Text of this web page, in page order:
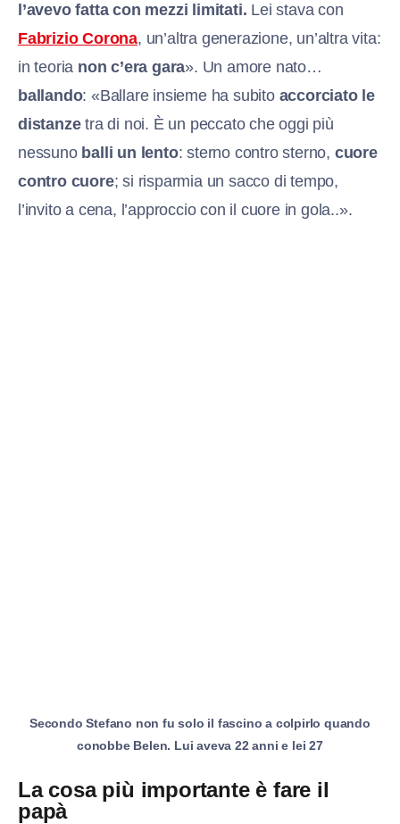
l’avevo fatta con mezzi limitati. Lei stava con
Fabrizio Corona, un’altra generazione, un’altra vita:
in teoria non c’era gara». Un amore nato…
ballando: «Ballare insieme ha subito accorciato le
distanzetra di noi. È un peccato che oggi più
nessuno balli un lento: sterno contro sterno, cuore
contro cuore; si risparmia un sacco di tempo,
l’invito a cena, l’approccio con il cuore in gola..».
Secondo Stefano non fu solo il fascino a colpirlo quando
conobbe Belen. Lui aveva 22 anni e lei 27
La cosa più importante è fare il
papà